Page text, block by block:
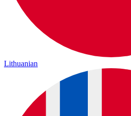
Lithuanian